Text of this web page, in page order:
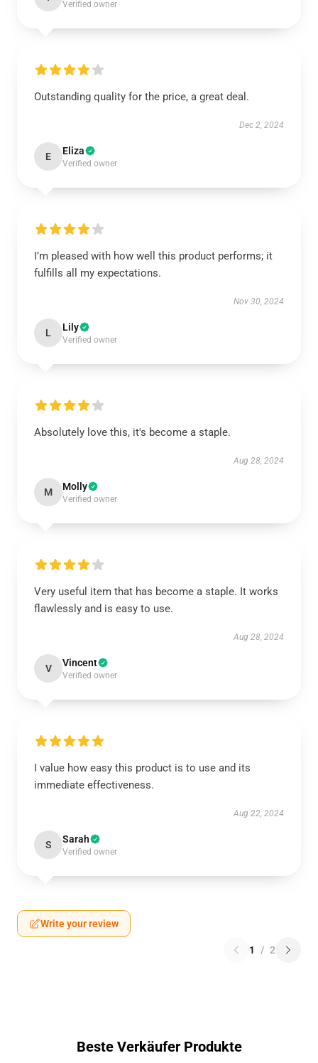
Verified owner
Outstanding quality for the price, a great deal.
Dec 2, 2024
E Eliza
Verified owner
I’m pleased with how well this product performs; it
fulfills all my expectations.
Nov 30, 2024
L Lily
Verified owner
Absolutely love this, it's become a staple.
Aug 28, 2024
M Molly
Verified owner
Very useful item that has become a staple. It works
flawlessly and is easy to use.
Aug 28, 2024
V Vincent
Verified owner
I value how easy this product is to use and its
immediate effectiveness.
Aug 22, 2024
S Sarah
Verified owner
Write your review
1 / 2
Beste Verkäufer Produkte